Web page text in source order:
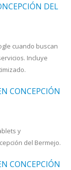
DEL
cuando buscan
Incluye
CONCEPCIÓN
y
del Bermejo.
CONCEPCIÓN